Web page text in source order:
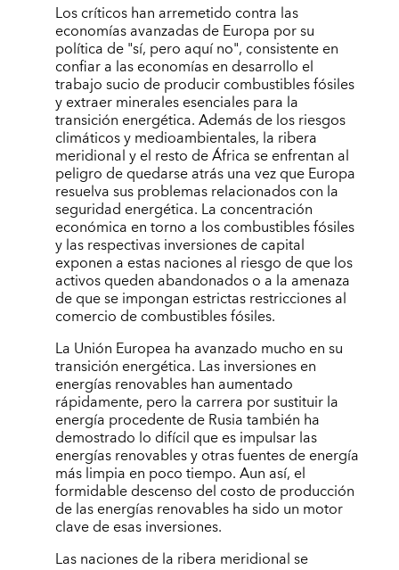
Los críticos han arremetido contra las
economías avanzadas de Europa por su
política de "sí, pero aquí no", consistente en
confiar a las economías en desarrollo el
trabajo sucio de producir combustibles fósiles
y extraer minerales esenciales para la
transición energética. Además de los riesgos
climáticos y medioambientales, la ribera
meridional y el resto de África se enfrentan al
peligro de quedarse atrás una vez que Europa
resuelva sus problemas relacionados con la
seguridad energética. La concentración
económica en torno a los combustibles fósiles
y las respectivas inversiones de capital
exponen a estas naciones al riesgo de que los
activos queden abandonados o a la amenaza
de que se impongan estrictas restricciones al
comercio de combustibles fósiles.
La Unión Europea ha avanzado mucho en su
transición energética. Las inversiones en
energías renovables han aumentado
rápidamente, pero la carrera por sustituir la
energía procedente de Rusia también ha
demostrado lo difícil que es impulsar las
energías renovables y otras fuentes de energía
más limpia en poco tiempo. Aun así, el
formidable descenso del costo de producción
de las energías renovables ha sido un motor
clave de esas inversiones.
Las naciones de la ribera meridional se